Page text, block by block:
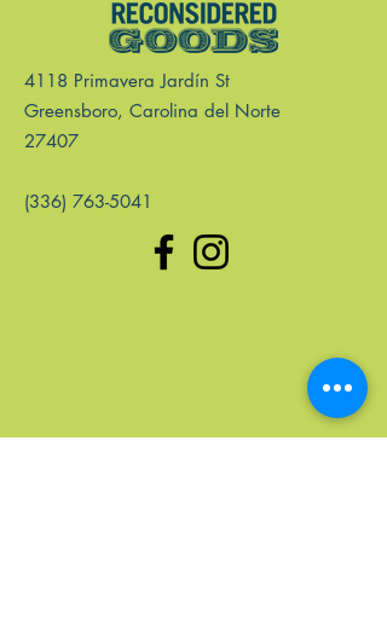
4118 Primavera Jardín St
Greensboro, Carolina del Norte
27407
(336) 763-5041